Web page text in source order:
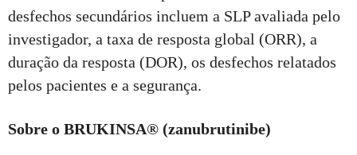
desfechos secundários incluem a SLP avaliada pelo
investigador, a taxa de resposta global (ORR), a
duração da resposta (DOR), os desfechos relatados
pelos pacientes e a segurança.
Sobre o BRUKINSA® (zanubrutinibe)